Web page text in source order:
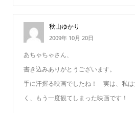
秋山ゆかり
2009年 10月 20日
あちゃちゃさん、
書き込みありがとうございます。
手に汗握る映画でしたね！ 実は、私
く、もう一度観てしまった映画です！